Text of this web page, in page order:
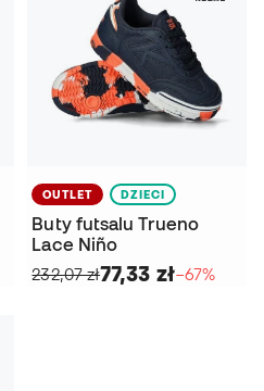
OUTLET DZIECI
Buty futsalu Trueno
Lace Niño
232,07 zł77,33 zł−67%